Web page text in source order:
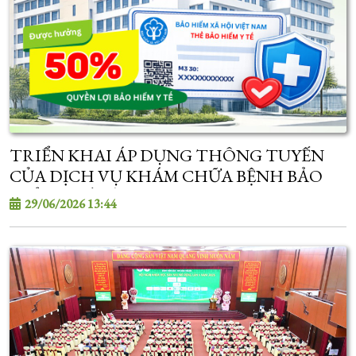
TRIỂN KHAI ÁP DỤNG THÔNG TUYẾN
CỦA DỊCH VỤ KHÁM CHỮA BỆNH BẢO
HIỂM Y TẾ TỪ 01/7/2026
29/06/2026 13:44